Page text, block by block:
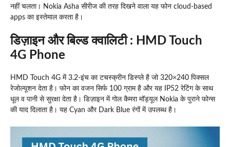
नहीं चलता। Nokia Asha सीरीज की तरह दिखने वाला यह फोन cloud-based
apps का इस्तेमाल करता है।
डिज़ाइन और बिल्ड क्वालिटी : HMD Touch
4G Phone
HMD Touch 4G में 3.2-इंच का टचस्क्रीन डिस्प्ले है जो 320×240 पिक्सल
रेजोल्यूशन देता है। फोन का वजन सिर्फ 100 ग्राम है और यह IP52 रेटिंग के साथ
धूल व पानी से सुरक्षा देता है। डिज़ाइन में गोल कैमरा मॉड्यूल Nokia के पुराने फोन्स
की याद दिलाता है। यह Cyan और Dark Blue रंगों में उपलब्ध है।